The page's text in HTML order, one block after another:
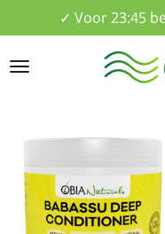
direct
naar
✓ Voor 23:45